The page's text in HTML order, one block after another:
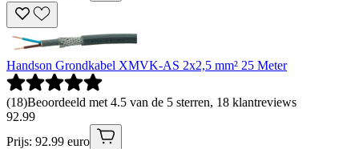
Handson Grondkabel XMVK-AS 2x2,5 mm² 25 Meter
(18)Beoordeeld met 4.5 van de 5 sterren, 18 klantreviews
92.99
Prijs: 92.99 euro